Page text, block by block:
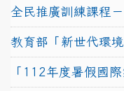
全民推廣訓練課程
教育部「新世代環
「112年度暑假國